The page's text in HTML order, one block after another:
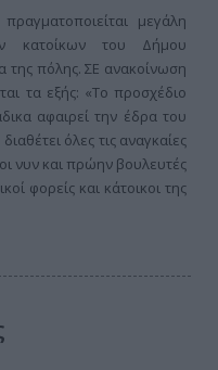
μεγάλη
κατοίκων του Δήμου
της πόλης. ΣΕ ανακοίνωση
τα εξής: «Το προσχέδιο
αφαιρεί την έδρα του
όλες τις αναγκαίες
νυν και πρώην βουλευτές
φορείς και κάτοικοι της